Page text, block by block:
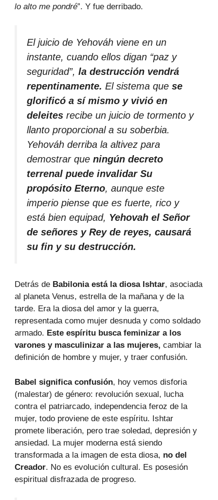
lo alto me pondré”. Y fue derribado.
El juicio de Yehováh viene en un
instante, cuando ellos digan “paz y
seguridad”, la destrucción vendrá
repentinamente. El sistema que se
glorificó a sí mismo y vivió en
deleites recibe un juicio de tormento y
llanto proporcional a su soberbia.
Yehováh derriba la altivez para
demostrar que ningún decreto
terrenal puede invalidar Su
propósito Eterno, aunque este
imperio piense que es fuerte, rico y
está bien equipad, Yehovah el Señor
de señores y Rey de reyes, causará
su fin y su destrucción.
Detrás de Babilonia está la diosa Ishtar, asociada
al planeta Venus, estrella de la mañana y de la
tarde. Era la diosa del amor y la guerra,
representada como mujer desnuda y como soldado
armado. Este espíritu busca feminizar a los
varones y masculinizar a las mujeres, cambiar la
definición de hombre y mujer, y traer confusión.
Babel significa confusión, hoy vemos disforia
(malestar) de género: revolución sexual, lucha
contra el patriarcado, independencia feroz de la
mujer, todo proviene de este espíritu. Ishtar
promete liberación, pero trae soledad, depresión y
ansiedad. La mujer moderna está siendo
transformada a la imagen de esta diosa, no del
Creador. No es evolución cultural. Es posesión
espiritual disfrazada de progreso.